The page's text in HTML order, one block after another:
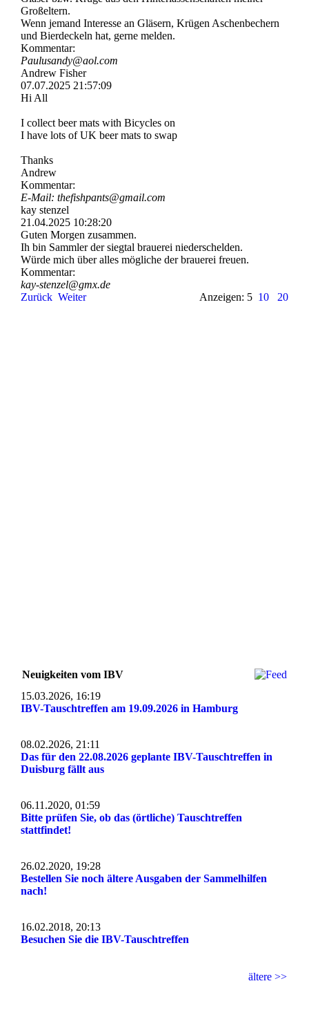
Großeltern.
Wenn jemand Interesse an Gläsern, Krügen Aschenbechern
und Bierdeckeln hat, gerne melden.
Kommentar:
Paulusandy@aol.com
Andrew Fisher
07.07.2025 21:57:09
Hi All
I collect beer mats with Bicycles on
I have lots of UK beer mats to swap
Thanks
Andrew
Kommentar:
E-Mail: thefishpants@gmail.com
kay stenzel
21.04.2025 10:28:20
Guten Morgen zusammen.
Ih bin Sammler der siegtal brauerei niederschelden.
Würde mich über alles mögliche der brauerei freuen.
Kommentar:
kay-stenzel@gmx.de
Zurück Weiter Anzeigen: 5 10 20
Neuigkeiten vom IBV
15.03.2026, 16:19
IBV-Tauschtreffen am 19.09.2026 in Hamburg
08.02.2026, 21:11
Das für den 22.08.2026 geplante IBV-Tauschtreffen in
Duisburg fällt aus
06.11.2020, 01:59
Bitte prüfen Sie, ob das (örtliche) Tauschtreffen
stattfindet!
26.02.2020, 19:28
Bestellen Sie noch ältere Ausgaben der Sammelhilfen
nach!
16.02.2018, 20:13
Besuchen Sie die IBV-Tauschtreffen
ältere >>